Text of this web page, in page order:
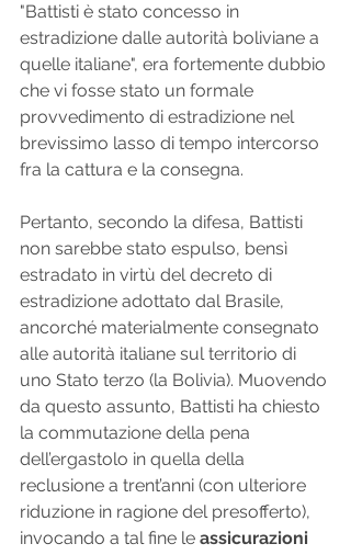
"Battisti è stato concesso in
estradizione dalle autorità boliviane a
quelle italiane", era fortemente dubbio
che vi fosse stato un formale
provvedimento di estradizione nel
brevissimo lasso di tempo intercorso
fra la cattura e la consegna.
Pertanto, secondo la difesa, Battisti
non sarebbe stato espulso, bensì
estradato in virtù del decreto di
estradizione adottato dal Brasile,
ancorché materialmente consegnato
alle autorità italiane sul territorio di
uno Stato terzo (la Bolivia). Muovendo
da questo assunto, Battisti ha chiesto
la commutazione della pena
dell’ergastolo in quella della
reclusione a trent’anni (con ulteriore
riduzione in ragione del presofferto),
invocando a tal fine le assicurazioni